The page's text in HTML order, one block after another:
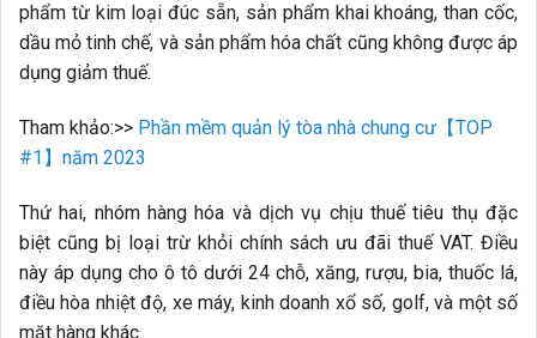
phẩm từ kim loại đúc sẵn, sản phẩm khai khoáng, than cốc,
dầu mỏ tinh chế, và sản phẩm hóa chất cũng không được áp
dụng giảm thuế.
Tham khảo:>> Phần mềm quản lý tòa nhà chung cư【TOP
#1】năm 2023
Thứ hai, nhóm hàng hóa và dịch vụ chịu thuế tiêu thụ đặc
biệt cũng bị loại trừ khỏi chính sách ưu đãi thuế VAT. Điều
này áp dụng cho ô tô dưới 24 chỗ, xăng, rượu, bia, thuốc lá,
điều hòa nhiệt độ, xe máy, kinh doanh xổ số, golf, và một số
mặt hàng khác.